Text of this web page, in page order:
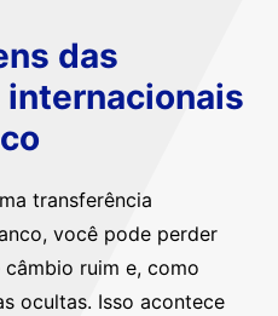
das
transferência
você pode perder
ruim e, como
ocultas. Isso acontece